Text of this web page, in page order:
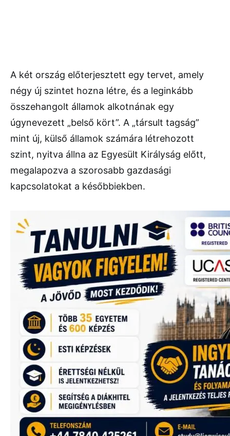
A két ország előterjesztett egy tervet, amely
négy új szintet hozna létre, és a leginkább
összehangolt államok alkotnának egy
úgynevezett „belső kört”. A „társult tagság”
mint új, külső államok számára létrehozott
szint, nyitva állna az Egyesült Királyság előtt,
megalapozva a szorosabb gazdasági
kapcsolatokat a későbbiekben.